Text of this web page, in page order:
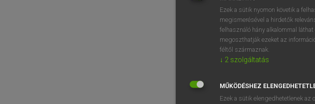
BELÉPÉS
Ezek a sütik nyomon követik a
megismerésével a hirdetők
felhasználó hány alkalommal
megoszthatják ezeket az
féltől származnak.
↓ 2 szolgáltatás
MŰKÖDÉSHEZ
Ezek a sütik elengedhetetlenek az